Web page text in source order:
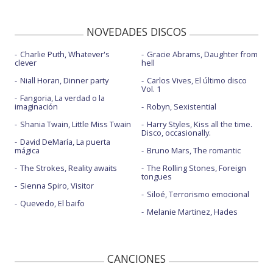
NOVEDADES DISCOS
Charlie Puth, Whatever's
clever
Niall Horan, Dinner party
Fangoria, La verdad o la
imaginación
Shania Twain, Little Miss Twain
David DeMaría, La puerta
mágica
The Strokes, Reality awaits
Sienna Spiro, Visitor
Quevedo, El baifo
Gracie Abrams, Daughter from
hell
Carlos Vives, El último disco
Vol. 1
Robyn, Sexistential
Harry Styles, Kiss all the time.
Disco, occasionally.
Bruno Mars, The romantic
The Rolling Stones, Foreign
tongues
Siloé, Terrorismo emocional
Melanie Martinez, Hades
CANCIONES